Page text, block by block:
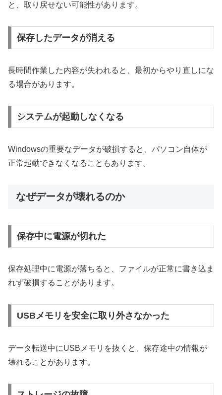
と、取り戻せない可能性があります。
保存したデータが消える
長時間作業した内容が失われると、最初からやり直しにな
る場合があります。
システムが起動しなくなる
Windowsの重要なデータが破損すると、パソコン自体が
正常起動できなくなることもあります。
なぜデータが壊れるのか
保存中に電源が切れた
保存処理中に電源が落ちると、ファイルが正常に書き込ま
れず破損することがあります。
USBメモリを安全に取り外さなかった
データ転送中にUSBメモリを抜くと、保存途中の情報が
壊れることがあります。